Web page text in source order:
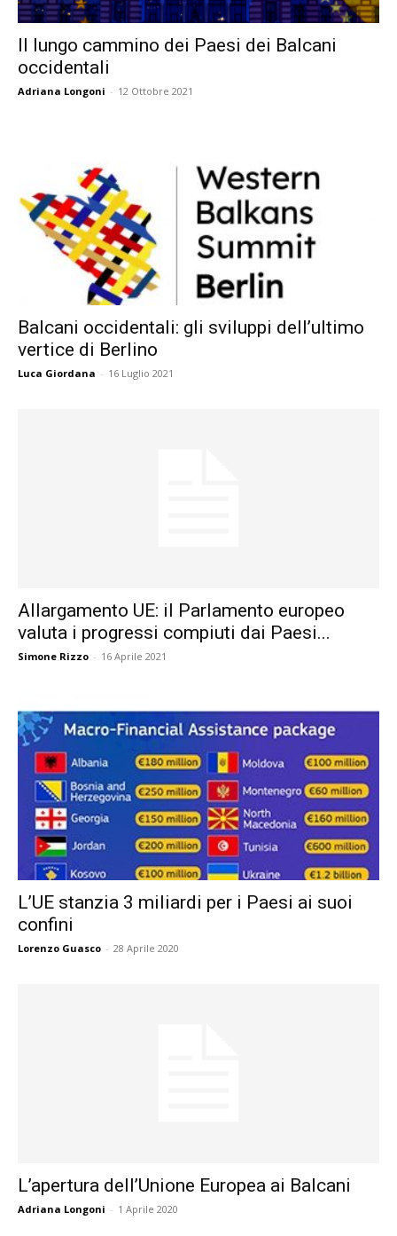
Il lungo cammino dei Paesi dei Balcani
occidentali
Adriana Longoni - 12 Ottobre 2021
Balcani occidentali: gli sviluppi dell’ultimo
vertice di Berlino
Luca Giordana - 16 Luglio 2021
Allargamento UE: il Parlamento europeo
valuta i progressi compiuti dai Paesi...
Simone Rizzo - 16 Aprile 2021
L’UE stanzia 3 miliardi per i Paesi ai suoi
confini
Lorenzo Guasco - 28 Aprile 2020
L’apertura dell’Unione Europea ai Balcani
Adriana Longoni - 1 Aprile 2020